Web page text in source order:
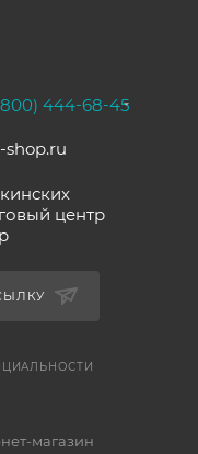
444-68-45
центр
магазин